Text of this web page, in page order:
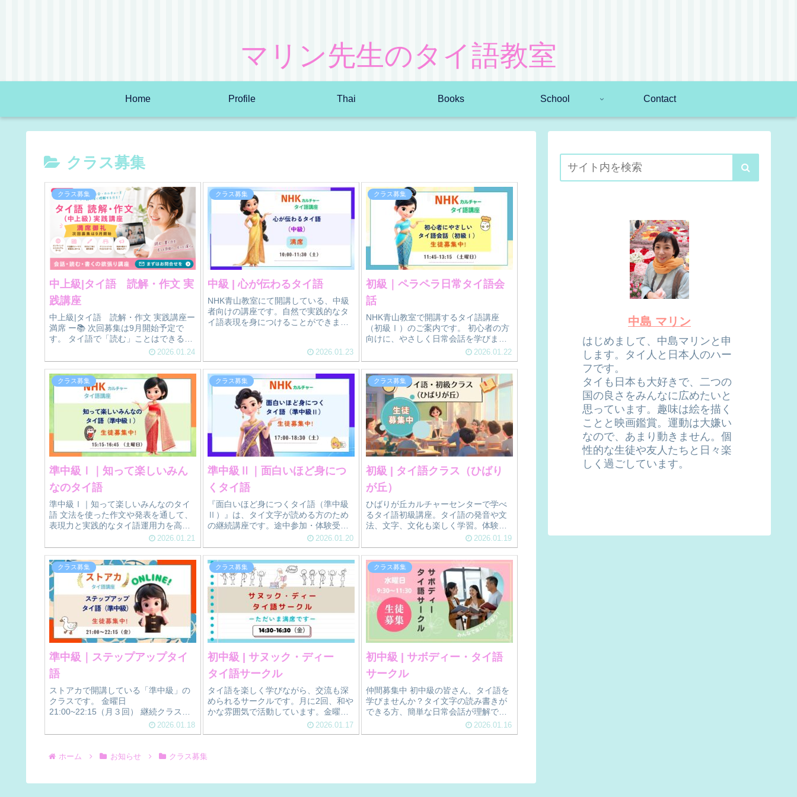
マリン先生のタイ語教室
Home Profile Thai Books School Contact
クラス募集
クラス募集
中上級|タイ語 読解・作文 実
践講座
中上級|タイ語 読解・作文 実践講座ー
満席 ー📚 次回募集は9月開始予定で
す。 タイ語で「読む」ことはできるけ
れど、自分の考えを自然な長文で表現
するのが難しいと感じていませんか。
これまでに学んできた文法や語...
2026.01.24
クラス募集
中級 | 心が伝わるタイ語
NHK青山教室にて開講している、中級
者向けの講座です。自然で実践的なタ
イ語表現を身につけることができま
2026.01.23
クラス募集
初級｜ペラペラ日常タイ語会
話
NHK青山教室で開講するタイ語講座
（初級Ⅰ）のご案内です。 初心者の方
向けに、やさしく日常会話を学びま
2026.01.22
クラス募集
準中級Ⅰ｜知って楽しいみん
なのタイ語
準中級Ⅰ｜知って楽しいみんなのタイ
語 文法を使った作文や発表を通して、
表現力と実践的なタイ語運用力を高め
る内容です。 途中参加も歓迎、体験受
講も可能です。 アットホームな雰囲気
の中で楽しく学べます。
2026.01.21
クラス募集
準中級Ⅱ｜面白いほど身につ
くタイ語
『面白いほど身につくタイ語（準中級
Ⅱ）』は、タイ文字が読める方のため
の継続講座です。途中参加・体験受講
2026.01.20
クラス募集
初級 | タイ語クラス（ひばり
が丘）
ひばりが丘カルチャーセンターで学べ
るタイ語初級講座。タイ語の発音や文
法、文字、文化も楽しく学習。体験・
2026.01.19
クラス募集
準中級｜ステップアップタイ
語
ストアカで開講している「準中級」の
クラスです。 金曜日
21:00~22:15（月３回） 継続クラスで
すが、途中からのご参加も大歓迎で
す。
2026.01.18
クラス募集
初中級 | サヌック・ディー
タイ語サークル
タイ語を楽しく学びながら、交流も深
められるサークルです。月に2回、和や
かな雰囲気で活動しています。金曜
で
2026.01.17
クラス募集
初中級 | サボディー・タイ語
サークル
仲間募集中 初中級の皆さん、タイ語を
学びませんか？タイ文字の読み書きが
できる方、簡単な日常会話が理解でき
る方、ぜひ参加してください^-^♪少人
数の暖かい雰囲気の楽しいクラスで
2026.01.16
ホーム お知らせ クラス募集
中島 マリン
はじめまして、中島マリンと申
します。タイ人と日本人のハー
フです。
タイも日本も大好きで、二つの
国の良さをみんなに広めたいと
思っています。趣味は絵を描く
ことと映画鑑賞。運動は大嫌い
なので、あまり動きません。個
性的な生徒や友人たちと日々楽
しく過ごしています。